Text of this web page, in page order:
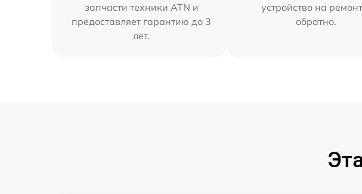
запчасти техники ATN и
предоставляет гарантию до 3
лет.
устройство на
обратно.